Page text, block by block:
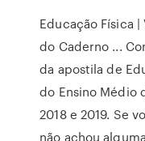
Educação Física |
do Caderno ...
da apostila de
do Ensino Médio
2018 e 2019. Se
não achou